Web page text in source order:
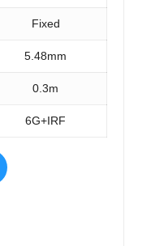
Fixed
5.48mm
0.3m
6G+IRF